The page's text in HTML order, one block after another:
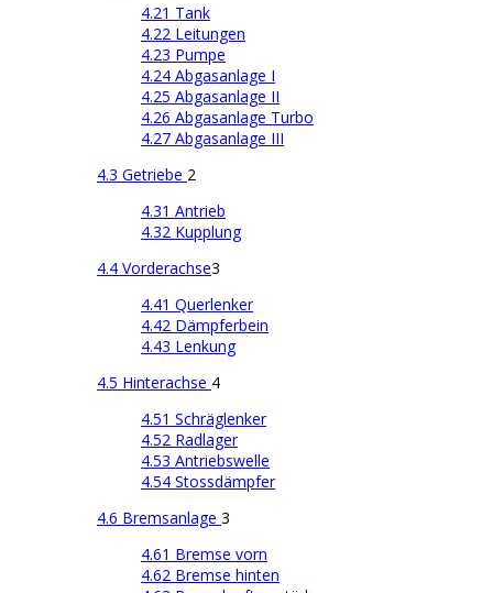
4.21 Tank
4.22 Leitungen
4.23 Pumpe
4.24 Abgasanlage I
4.25 Abgasanlage II
4.26 Abgasanlage Turbo
4.27 Abgasanlage III
4.3 Getriebe 2
4.31 Antrieb
4.32 Kupplung
4.4 Vorderachse3
4.41 Querlenker
4.42 Dämpferbein
4.43 Lenkung
4.5 Hinterachse 4
4.51 Schräglenker
4.52 Radlager
4.53 Antriebswelle
4.54 Stossdämpfer
4.6 Bremsanlage 3
4.61 Bremse vorn
4.62 Bremse hinten